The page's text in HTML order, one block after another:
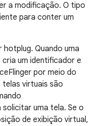
a modificação. O tipo
para conter um
Quando uma
um identificador e
por meio do
virtuais são
solicitar uma tela. Se o
de exibição virtual,